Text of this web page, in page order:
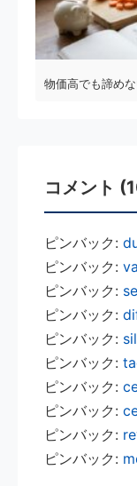
物価高でも諦め
コメント
ピンバック:
ピンバック:
ピンバック:
ピンバック:
ピンバック:
ピンバック:
ピンバック:
ピンバック:
ピンバック:
ピンバック: